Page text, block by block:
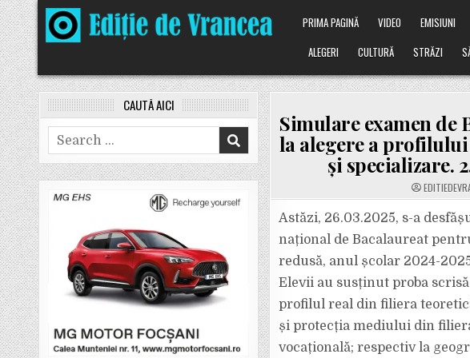
Skip
to
content
PRIMA PAGINĂ VIDEO EMISIUNI
ALEGERI
CULTURĂ STRĂZI
Simulare examen de
la alegere a
şi specializare.
Astăzi, 26.03.2025, s-a
național de Bacalaureat
redusă, anul școlar 2024-
Elevii au susținut proba
profilul real din filiera
și protecția mediului din
vocațională; respectiv la
CAUTĂ AICI
Search
for: